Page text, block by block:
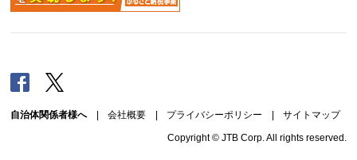
Facebook
自治体関係者様へ| 会社概要 | プライバシーポリシー | サイトマップ
Copyright © JTB Corp. All rights reserved.